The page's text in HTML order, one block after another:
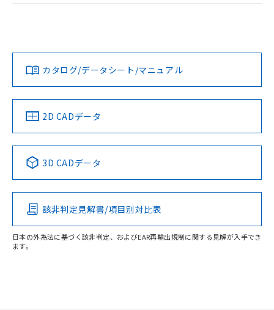
H3CA-8H-306 AC200/220/240のRoHS対応状況については、
この製品のRoHS/REACH対応状況ページへ
LR型式承認
（イギリス
船舶規格）
DNV型式承認
（ノルウェー
BV型式承認
（フランス
KR型式
（韓国
Yes No No No
この製品の規格認証/適合状況ページへ
その他の認証はこちらのページからご検索ください
カタログ/データシート/マニュアル
2D CADデータ
3D CADデータ
該非判定見解書/項目別対比表
日本の外為法に基づく該非判定、およびEAR再輸出規制に関する見解が入手でき
ます。